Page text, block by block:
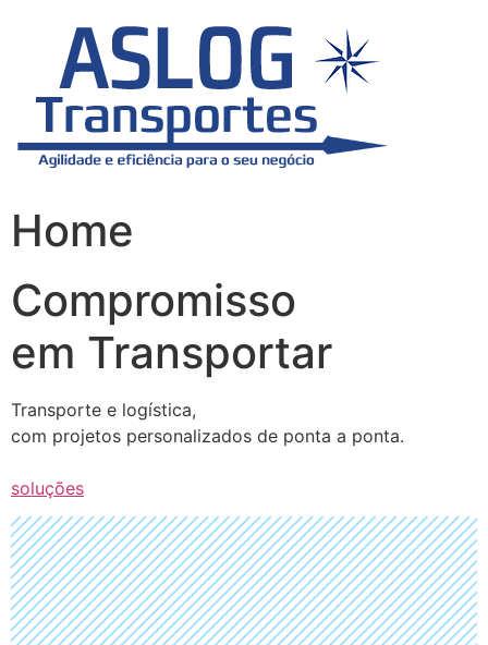
Home
Compromisso
em Transportar
Transporte e logística,
com projetos personalizados de ponta a ponta.
soluções